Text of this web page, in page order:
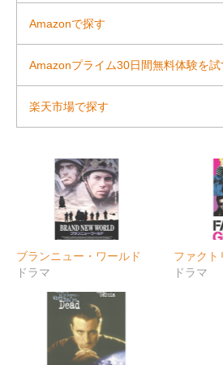
Amazonで探す
Amazonプライム30日間無料体験を試
楽天市場で探す
ブランニュー・ワールド
ドラマ
ファクト
ドラマ